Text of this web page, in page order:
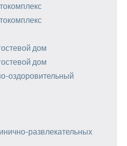
дом
дом
оздоровительный
развлекательных